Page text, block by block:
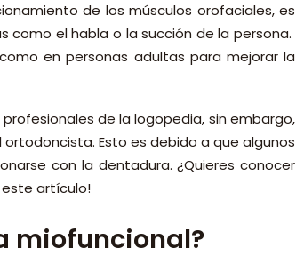
de los músculos orofaciales, es
como el habla o la succión de la persona.
en personas adultas para mejorar la
de la logopedia, sin embargo,
Esto es debido a que algunos
con la dentadura.¿Quieres conocer
artículo!
miofuncional?